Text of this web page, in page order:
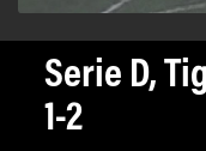
Serie D,
1-2